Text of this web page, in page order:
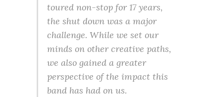
toured non-stop for 17 years,
the shut down was a major
challenge. While we set our
minds on other creative paths,
we also gained a greater
perspective of the impact this
band has had on us.